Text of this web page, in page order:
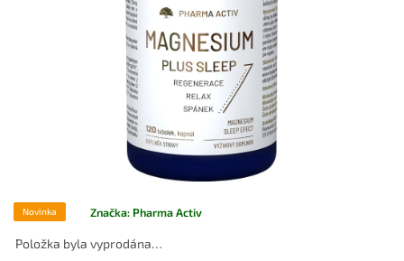
Novinka Značka: Pharma Activ
Položka byla vyprodána…